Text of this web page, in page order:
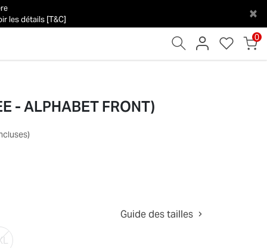
les détails [T&C]
×
0
- ALPHABET FRONT)
Guide des tailles